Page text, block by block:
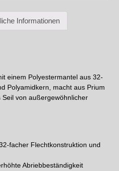
Informationen
einem Polyestermantel aus 32-
Polyamidkern, macht aus Prium
von außergewöhnlicher
facher Flechtkonstruktion und
Abriebbeständigkeit